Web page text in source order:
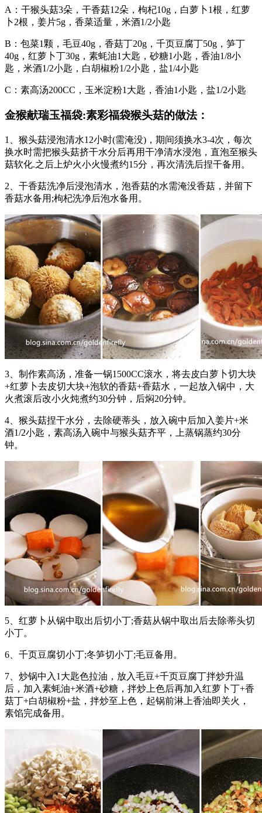
A：干猴头菇3朵，干香菇12朵，枸杞10g，白萝卜1根，红萝
卜2根，姜片5g，香菜适量，米酒1/2小匙
B：包菜1颗，毛豆40g，香菇丁20g，千页豆腐丁50g，笋丁
40g，红萝卜丁30g，素蚝油1大匙，砂糖1小匙，香油1/8小
匙，米酒1/2小匙，白胡椒粉1/2小匙，盐1/4小匙
C：素高汤200CC，玉米淀粉1大匙，香油1小匙，盐1/2小匙
金猴献瑞玉福袋:素彩福袋猴头菇的做法：
1、猴头菇浸泡清水12小时(需淹没)，期间须换水3-4次，每次
换水时需把猴头菇挤干水分后再用干净清水浸泡，直泡至猴头
菇软化.之后上炉火小火慢煮约15分，再次清洗后捏干备用。
2、干香菇洗净后浸泡清水，泡香菇的水需淹没香菇，并留下
香菇水备用;枸杞洗净后泡水备用。
3、制作素高汤，准备一锅1500CC滚水，将去皮白萝卜切大块
+红萝卜去皮切大块+泡软的香菇+香菇水，一起放入锅中，大
火煮滚后改小火炖煮约30分钟，后焖20分钟。
4、猴头菇捏干水分，去除硬蒂头，放入碗中后加入姜片+米
酒1/2小匙，素高汤入碗中与猴头菇齐平，上蒸锅蒸约30分
钟。
5、红萝卜从锅中取出后切小丁;香菇从锅中取出后去除蒂头切
小丁。
6、千页豆腐切小丁;冬笋切小丁;毛豆备用。
7、炒锅中入1大匙色拉油，放入毛豆+千页豆腐丁拌炒升温
后，加入素蚝油+米酒+砂糖，拌炒上色后再加入红萝卜丁+香
菇丁+白胡椒粉+盐，拌炒至上色，起锅前淋上香油即关火，
素馅完成备用。